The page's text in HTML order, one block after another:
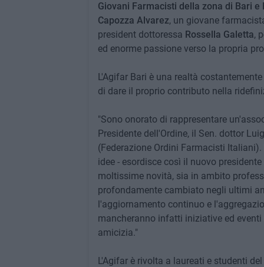
Giovani Farmacisti della zona di Bari e
Capozza Alvarez, un giovane
president dottoressa Rossella Galetta,
ed enorme passione verso la propria
L'Agifar Bari è una realtà
di dare il proprio contributo nella
"Sono onorato di rappresentare
Presidente dell'Ordine, il Sen. dottor
(Federazione Ordini Farmacisti
idee - esordisce così il nuovo
moltissime novità, sia in ambito
profondamente cambiato negli ultimi
l'aggiornamento continuo e
mancheranno infatti iniziative ed
amicizia."
L'Agifar è rivolta a laureati e studenti